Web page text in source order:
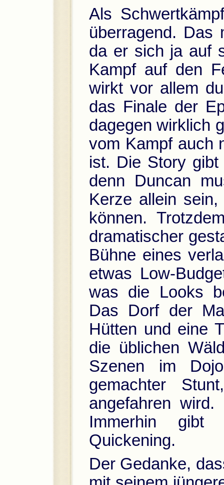
Als
überragend. Das
da er sich ja auf
Kampf auf den
wirkt vor allem
das Finale der
dagegen wirklich
vom Kampf auch
ist. Die Story
denn Duncan
Kerze allein
können.
dramatischer
Bühne eines
etwas Low-
was die Looks
Das Dorf der
Hütten und eine
die üblichen
Szenen im
gemachter
angefahren
Immerhin gibt
Quickening.
Der Gedanke,